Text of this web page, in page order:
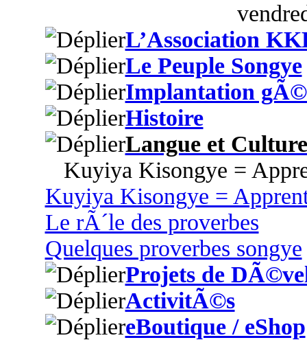
L’Association
Le Peuple Songye
Implantation
Histoire
Langue et Culture
Kuyiya Kisongye =
Kuyiya Kisongye =
Le rÃ´le des proverbes
Quelques proverbes songye
Projets de
ActivitÃ©s
eBoutique / eShop